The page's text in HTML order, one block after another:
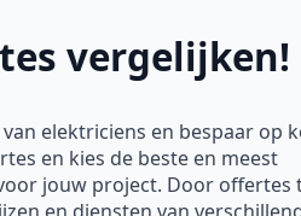
vergelijken!
elektriciens en bespaar op
en kies de beste en meest
jouw project. Door offertes
en diensten van